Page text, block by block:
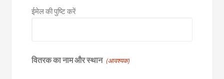
ईमेल की पुष्टि करें
वितरक का नाम और स्थान (आवश्यक)